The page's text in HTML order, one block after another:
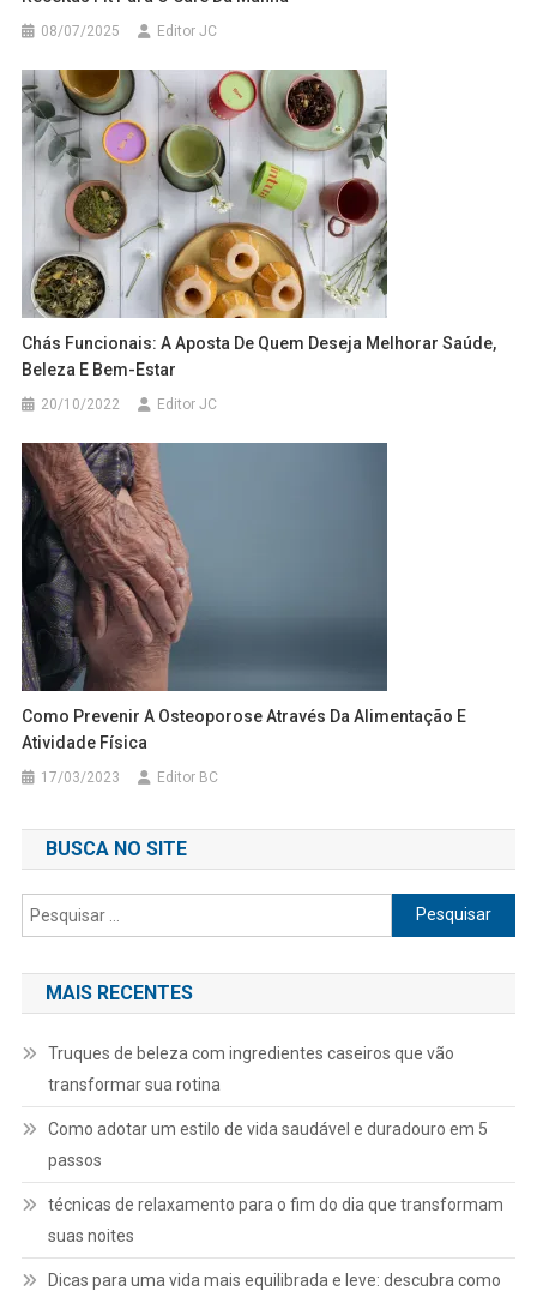
08/07/2025 Editor JC
Chás Funcionais: A Aposta De Quem Deseja Melhorar Saúde,
Beleza E Bem-Estar
20/10/2022 Editor JC
Como Prevenir A Osteoporose Através Da Alimentação E
Atividade Física
17/03/2023 Editor BC
BUSCA NO SITE
Pesquisar
por:
MAIS RECENTES
Truques de beleza com ingredientes caseiros que vão
transformar sua rotina
Como adotar um estilo de vida saudável e duradouro em 5
passos
técnicas de relaxamento para o fim do dia que transformam
suas noites
Dicas para uma vida mais equilibrada e leve: descubra como